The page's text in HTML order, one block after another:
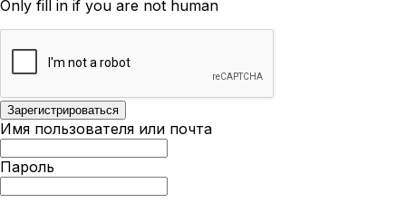
Only fill in if you are not human
Имя пользователя или почта
Пароль